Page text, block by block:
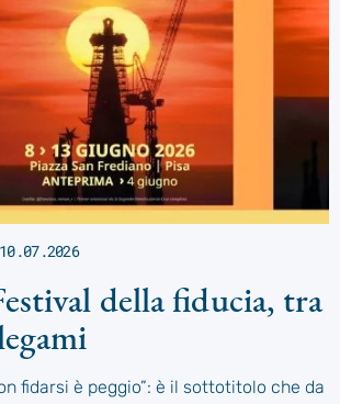
10.07.2026
della fiducia, tra
fidarsi è peggio”: è il sottotitolo che da